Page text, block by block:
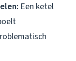
Een ketel